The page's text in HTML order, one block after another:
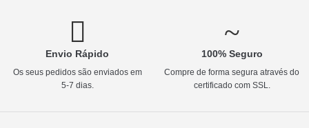
Envio Rápido
Os seus pedidos são enviados em
5-7 dias.
100% Seguro
Compre de forma segura através do
certificado com SSL.